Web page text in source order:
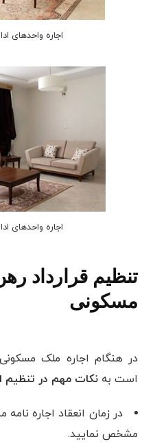
اجاره واحدهای
اجاره واحدهای
تنظیم قرارداد
مسکونی
در هنگام اجاره ملک مسکونی
است به نکات مهم در تنظیم
در زمان انعقاد اجاره نامه
مشخص نمایید.